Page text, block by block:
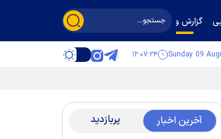
گزارش و گفت‌وگو
Sunday 09 ۱۲:۰۷:۲۵
آخرین اخبار پربازدید